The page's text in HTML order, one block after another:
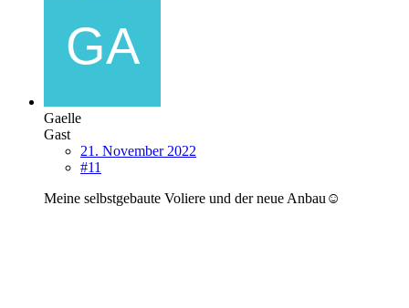
Gaelle
Gast
21. November 2022
#11
Meine selbstgebaute Voliere und der neue Anbau☺️